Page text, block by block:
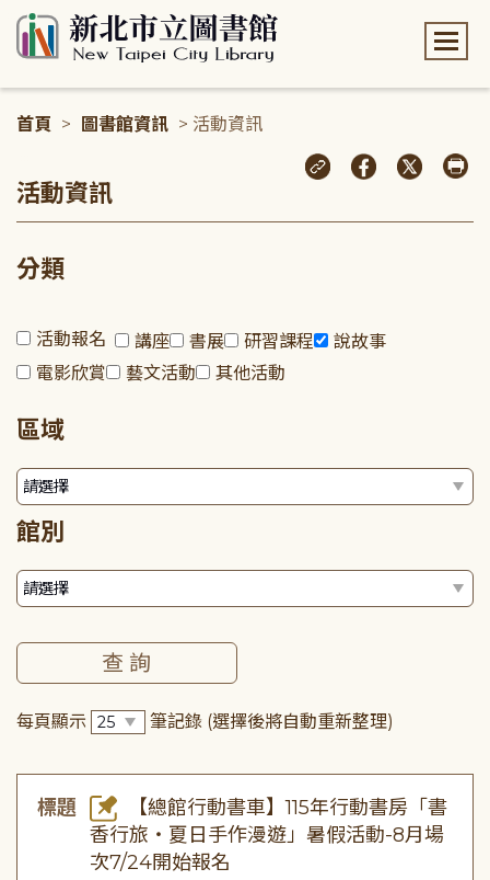
首頁 > 圖書館資訊 > 活動資訊
活動資訊
分類
活動報名 講座 書展 研習課程
說故事
電影欣賞
藝文活動 其他活動
區域
館別
每頁顯示 筆記錄 (選擇後將自動重新整理)
標題
【總館行動書車】115年行動書房「書
香行旅・夏日手作漫遊」暑假活動-8月場
次7/24開始報名